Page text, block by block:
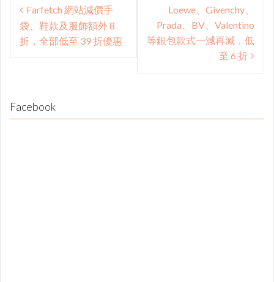
navigation
Farfetch 網站減價手
袋、鞋款及服飾額外 8
折，全部低至 39 折優惠
Loewe、Givenchy、
Prada、BV、Valentino
等銀包款式一減再減，低
至 6 折
Facebook